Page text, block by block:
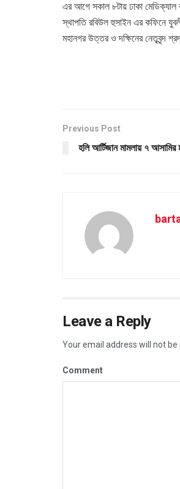
এর আগে সকাল ৮টায় ঢাকা মেডিক্যাল
স্থাপতি রবিউল হুসাইন এর কফিনে
মহানগর উত্তর ও দক্ষিনের নেতৃবৃন্দ
Previous Post
হলি আর্টিজান মামলায় ৭
Leave a Reply
Your email address will not be
Comment